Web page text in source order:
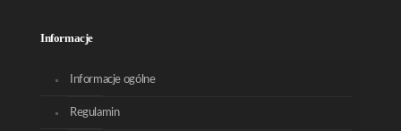
Informacje
Informacje ogólne
Regulamin